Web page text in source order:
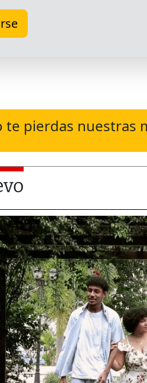
te pierdas nuestras